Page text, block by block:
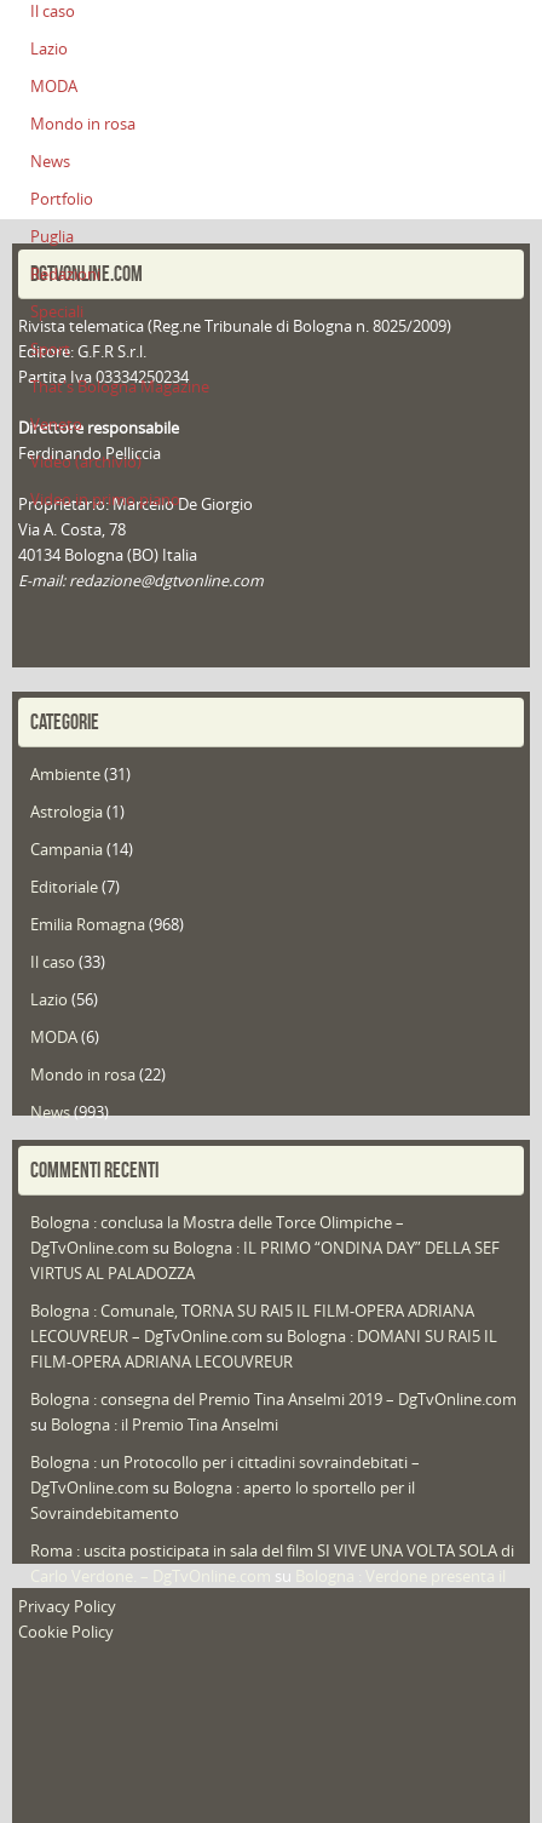
Il caso
Lazio
MODA
Mondo in rosa
News
Portfolio
Puglia
Redazioni
Speciali
Sport
That's Bologna Magazine
Veneto
Video (archivio)
Video in primo piano
DGTVONLINE.COM
Rivista telematica (Reg.ne Tribunale di Bologna n. 8025/2009)
Editore: G.F.R S.r.l.
Partita Iva 03334250234
Direttore responsabile
Ferdinando Pelliccia
Proprietario: Marcello De Giorgio
Via A. Costa, 78
40134 Bologna (BO) Italia
E-mail: redazione@dgtvonline.com
CATEGORIE
Ambiente(31)
Astrologia(1)
Campania(14)
Editoriale(7)
Emilia Romagna(968)
Il caso (33)
Lazio (56)
MODA(6)
Mondo in rosa(22)
News(993)
Portfolio(1)
Redazioni(1.049)
Speciali (22)
Sport
That's Bologna Magazine(25)
Video (archivio) (263)
COMMENTI RECENTI
Bologna : conclusa la Mostra delle Torce Olimpiche –
DgTvOnline.com su Bologna : IL PRIMO “ONDINA DAY” DELLA SEF
VIRTUS AL PALADOZZA
Bologna : Comunale, TORNA SU RAI5 IL FILM-OPERA ADRIANA
LECOUVREUR – DgTvOnline.com su Bologna : DOMANI SU RAI5 IL
FILM-OPERA ADRIANA LECOUVREUR
Bologna : consegna del Premio Tina Anselmi 2019 – DgTvOnline.com
su Bologna : il Premio Tina Anselmi
Bologna : un Protocollo per i cittadini sovraindebitati –
DgTvOnline.com su Bologna : aperto lo sportello per il
Sovraindebitamento
Roma : uscita posticipata in sala del film SI VIVE UNA VOLTA SOLA di
su
nuovo film
Privacy Policy
Cookie Policy